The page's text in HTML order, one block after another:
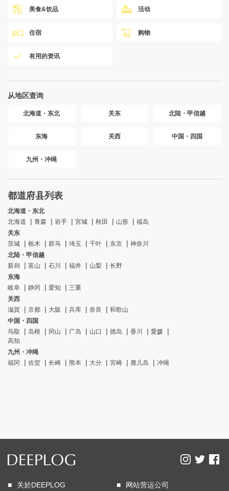
美食&饮品 活动
住宿 购物
有用的资讯
从地区查询
北海道・东北 关东 北陆・甲信越
东海 关西 中国・四国
九州・冲绳
都道府县列表
北海道・东北
北海道
青森 岩手 宮城 秋田 山形
福岛
关东
茨城
栃木 群马 埼玉 千叶 东京
神奈川
北陆・甲信越
新舄
富山 石川 福井 山梨
长野
东海
岐阜
静冈 爱知
三重
关西
滋賀
京都 大阪 兵库 奈良
和歌山
中国・四国
鸟取
岛根 冈山 广岛 山口 德岛 香川
愛媛
高知
九州・冲绳
福冈
佐贺 长崎 熊本 大分 宮崎 鹿儿岛 冲绳
关於DEEPLOG 网站营运公司